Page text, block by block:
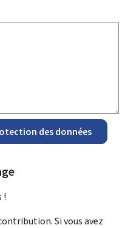
des données
!
Si vous avez